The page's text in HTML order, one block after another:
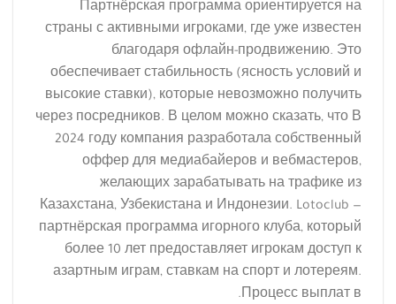
Партнёрская программа ориентируется на
страны с активными игроками, где уже известен
благодаря офлайн-продвижению. Это
обеспечивает стабильность (ясность условий и
высокие ставки), которые невозможно получить
через посредников. В целом можно сказать, что В
2024 году компания разработала собственный
оффер для медиабайеров и вебмастеров,
желающих зарабатывать на трафике из
Казахстана, Узбекистана и Индонезии. Lotoclub —
партнёрская программа игорного клуба, который
более 10 лет предоставляет игрокам доступ к
азартным играм, ставкам на спорт и лотереям.
Процесс выплат в.